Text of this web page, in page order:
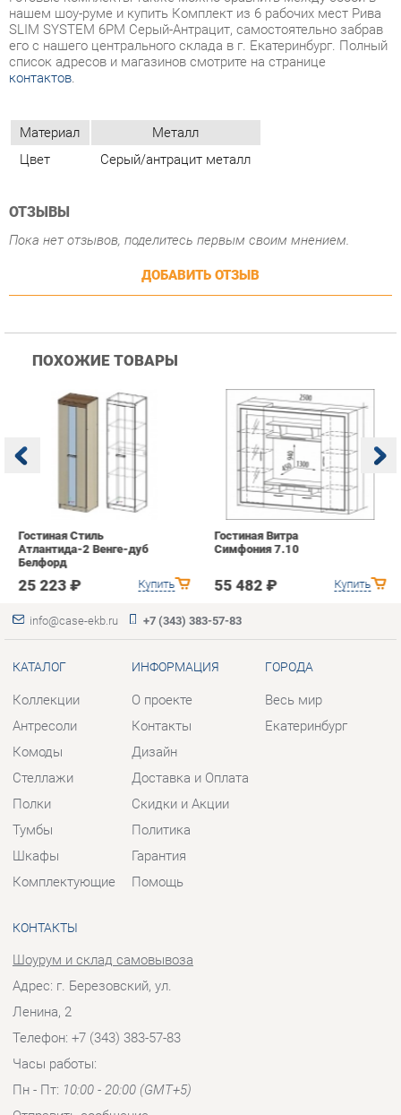
Материал
Металл
Цвет
Серый/антрацит металл
ОТЗЫВЫ
Пока нет отзывов, поделитесь первым своим мнением.
Купить
Гостиная Стиль
Атлантида-2 Венге-дуб
Белфорд
Купить
Гостиная Витра
Симфония 7.10
55 482 ₽
info@case-ekb.ru +7 (343) 383-57-83
КАТАЛОГ
Коллекции
Антресоли
Комоды
Стеллажи
Шкафы
Комплектующие
ИНФОРМАЦИЯ
О проекте
Контакты
Дизайн
Доставка и Оплата
Политика
Помощь
ГОРОДА
Весь мир
КОНТАКТЫ
Шоурум и склад самовывоза
Адрес: г. Березовский, ул.
Ленина, 2
Часы работы:
Пн - Пт:10:00 - 20:00 (GMT+5)
Отправить сообщение
© 2009-2026 Корпусная мебель Екатеринбург